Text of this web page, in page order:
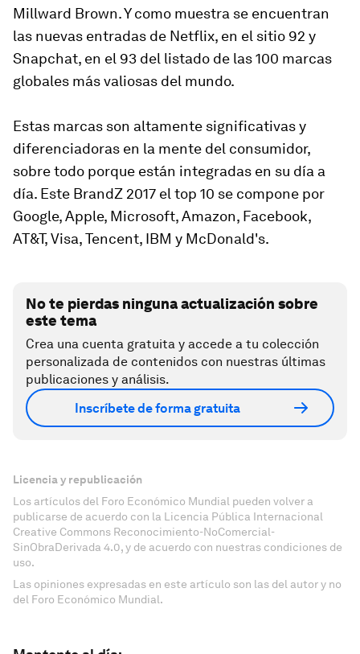
Millward Brown. Y como muestra se encuentran
las nuevas entradas de Netflix, en el sitio 92 y
Snapchat, en el 93 del listado de las 100 marcas
globales más valiosas del mundo.
Estas marcas son altamente significativas y
diferenciadoras en la mente del consumidor,
sobre todo porque están integradas en su día a
día. Este BrandZ 2017 el top 10 se compone por
Google, Apple, Microsoft, Amazon, Facebook,
AT&T, Visa, Tencent, IBM y McDonald's.
No te pierdas ninguna actualización sobre
este tema
Crea una cuenta gratuita y accede a tu colección
personalizada de contenidos con nuestras últimas
publicaciones y análisis.
Inscríbete de forma gratuita
Licencia y republicación
Los artículos del Foro Económico Mundial pueden volver a
publicarse de acuerdo con la Licencia Pública Internacional
Creative Commons Reconocimiento-NoComercial-
SinObraDerivada 4.0, y de acuerdo con nuestras condiciones de
uso.
Las opiniones expresadas en este artículo son las del autor y no
del Foro Económico Mundial.